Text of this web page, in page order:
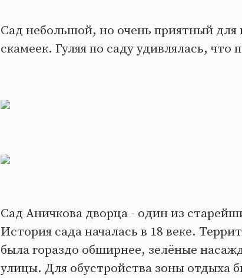
Сад небольшой, но очень приятный для
скамеек. Гуляя по саду удивлялась,
Сад Аничкова дворца - один из
История сада началась в 18 веке.
была гораздо обширнее, зелёные
улицы. Для обустройства зоны отдыха